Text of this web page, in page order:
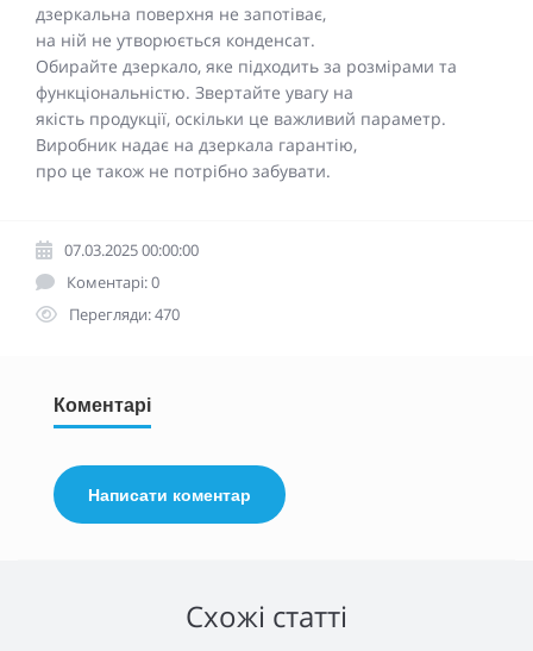
дзеркальна поверхня не запотіває,
на ній не утворюється конденсат.
Обирайте дзеркало, яке підходить за розмірами та
функціональністю. Звертайте увагу на
якість продукції, оскільки це важливий параметр.
Виробник надає на дзеркала гарантію,
про це також не потрібно забувати.
07.03.2025 00:00:00
Коментарі: 0
Перегляди: 470
Коментарі
Написати коментар
Схожі статті